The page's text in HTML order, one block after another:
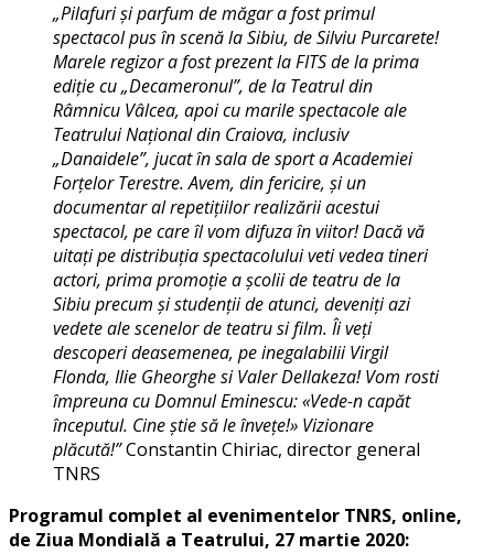
„Pilafuri și parfum de măgar a fost primul
spectacol pus în scenă la Sibiu, de Silviu Purcarete!
Marele regizor a fost prezent la FITS de la prima
ediție cu „Decameronul”, de la Teatrul din
Râmnicu Vâlcea, apoi cu marile spectacole ale
Teatrului Național din Craiova, inclusiv
„Danaidele”, jucat în sala de sport a Academiei
Forțelor Terestre. Avem, din fericire, și un
documentar al repetițiilor realizării acestui
spectacol, pe care îl vom difuza în viitor! Dacă vă
uitați pe distribuția spectacolului veti vedea tineri
actori, prima promoție a școlii de teatru de la
Sibiu precum și studenții de atunci, deveniți azi
vedete ale scenelor de teatru si film. Îi veți
descoperi deasemenea, pe inegalabilii Virgil
Flonda, Ilie Gheorghe si Valer Dellakeza! Vom rosti
împreuna cu Domnul Eminescu: «Vede-n capăt
începutul. Cine știe să le învețe!» Vizionare
plăcută!”Constantin Chiriac, director general
TNRS
Programul complet al evenimentelor TNRS, online,
de Ziua Mondială a Teatrului, 27 martie 2020: